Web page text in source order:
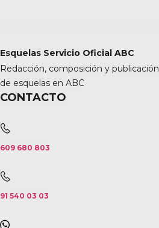
Esquelas Servicio Oficial ABC
Redacción, composición y publicación
de esquelas en ABC
CONTACTO
609 680 803
91 540 03 03